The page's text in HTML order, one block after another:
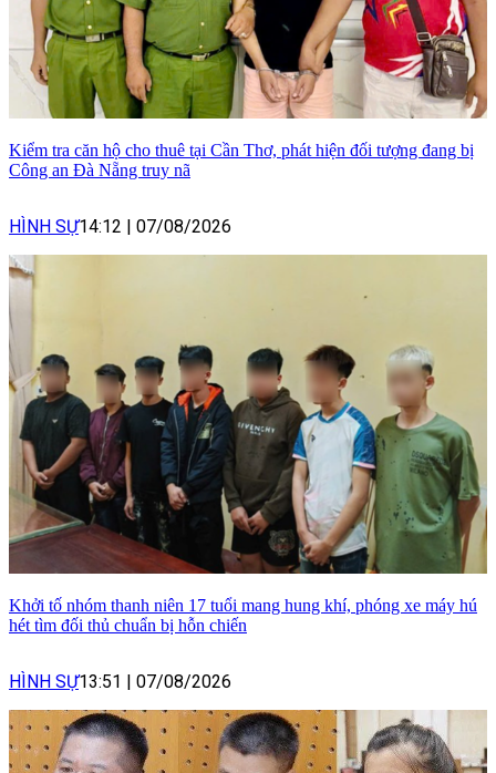
Kiểm tra căn hộ cho thuê tại Cần Thơ, phát hiện đối tượng đang bị
Công an Đà Nẵng truy nã
HÌNH SỰ14:12 07/08/2026
Khởi tố nhóm thanh niên 17 tuổi mang hung khí, phóng xe máy hú
hét tìm đối thủ chuẩn bị hỗn chiến
HÌNH SỰ13:51 07/08/2026